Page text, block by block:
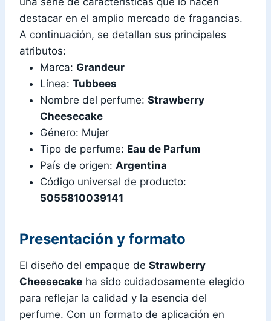
destacar en el amplio mercado de fragancias.
A continuación, se detallan sus principales
atributos:
Marca: Grandeur
Línea: Tubbees
Nombre del perfume: Strawberry
Cheesecake
Género: Mujer
Tipo de perfume: Eau de Parfum
País de origen: Argentina
Código universal de producto:
5055810039141
Presentación y formato
El diseño del empaque de Strawberry
Cheesecake ha sido cuidadosamente elegido
para reflejar la calidad y la esencia del
perfume. Con un formato de aplicación en